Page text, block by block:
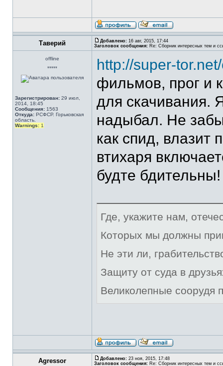
Таверий Добавлено: 16 авг, 2015, 17:44
Заголовок сообщения: Re: Сборник интересных тем и
offline
*****
Зарегистрирован: 29 июл,
2014, 18:45
Сообщения: 1563
Откуда: РСФСР. Горьковская
область.
Warnings: 1
http://super-
фильмов, прог и
для скачивания.
надыбал. Не
как спид, влазит
втихаря
будте бдительны!
Где, укажите нам,
Которых мы должны
Не эти ли,
Защиту от суда в
Великолепные соорудя
Agressor Добавлено: 23 ноя, 2015, 17:48
Заголовок сообщения: Re: Сборник интересных тем и